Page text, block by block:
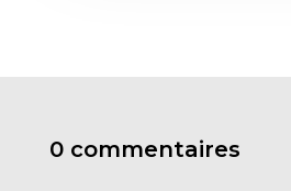
0 commentaires